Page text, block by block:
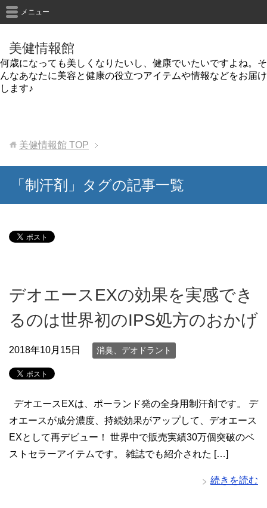
美健情報館
何歳になっても美しくなりたいし、健康でいたいですよね。そ
んなあなたに美容と健康の役立つアイテムや情報などをお届け
します♪
メニュー
美健情報館 TOP
「制汗剤」タグの記事一覧
デオエースEXの効果を実感でき
るのは世界初のIPS処方のおかげ
2018年10月15日 消臭、デオドラント
デオエースEXは、ポーランド発の全身用制汗剤です。 デ
オエースが成分濃度、持続効果がアップして、デオエース
EXとして再デビュー！ 世界中で販売実績30万個突破のベ
ストセラーアイテムです。 雑誌でも紹介された […]
続きを読む